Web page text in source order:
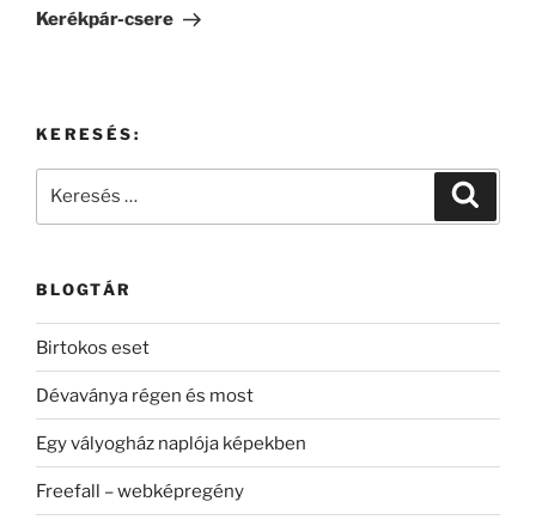
bejegyzés
Kerékpár-csere
KERESÉS:
BLOGTÁR
Birtokos eset
Dévaványa régen és most
Egy vályogház naplója képekben
Freefall – webképregény